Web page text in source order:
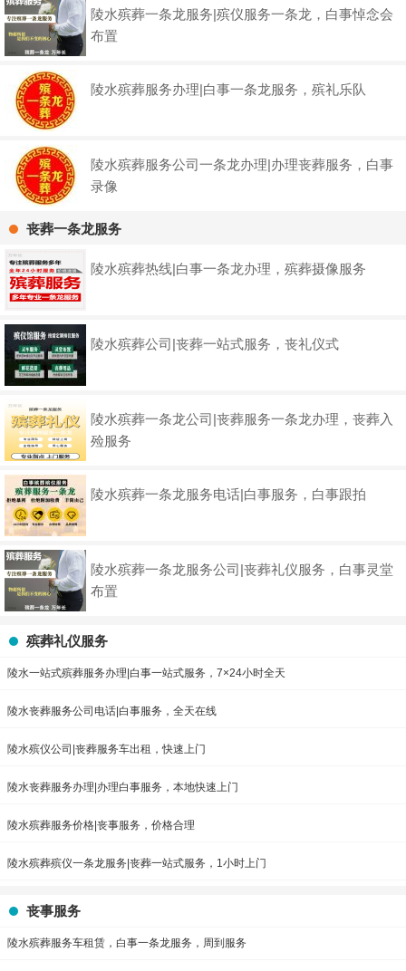
陵水殡葬一条龙服务|殡仪服务一条龙，白事悼念会
布置
陵水殡葬服务办理|白事一条龙服务，殡礼乐队
陵水殡葬服务公司一条龙办理|办理丧葬服务，白事
录像
丧葬一条龙服务
陵水殡葬热线|白事一条龙办理，殡葬摄像服务
陵水殡葬公司|丧葬一站式服务，丧礼仪式
陵水殡葬一条龙公司|丧葬服务一条龙办理，丧葬入
殓服务
陵水殡葬一条龙服务电话|白事服务，白事跟拍
陵水殡葬一条龙服务公司|丧葬礼仪服务，白事灵堂
布置
殡葬礼仪服务
陵水一站式殡葬服务办理|白事一站式服务，7×24小时全天
陵水丧葬服务公司电话|白事服务，全天在线
陵水殡仪公司|丧葬服务车出租，快速上门
陵水丧葬服务办理|办理白事服务，本地快速上门
陵水殡葬服务价格|丧事服务，价格合理
陵水殡葬殡仪一条龙服务|丧葬一站式服务，1小时上门
丧事服务
陵水殡葬服务车租赁，白事一条龙服务，周到服务